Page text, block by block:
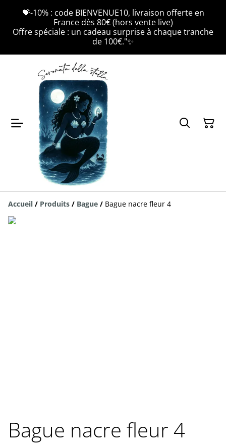
💝-10% : code BIENVENUE10, livraison offerte en
France dès 80€ (hors vente live)
Offre spéciale : un cadeau surprise à chaque tranche
de 100€."✨
Accueil / Produits / Bague / Bague nacre fleur 4
Bague nacre fleur 4